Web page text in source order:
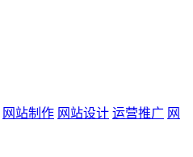
网站制作 网站设计 运营推广 网